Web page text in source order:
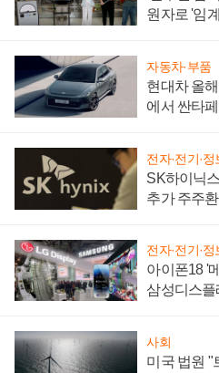
원자로 '임
자동차·부품
현대차 올
에서 싼타
전자·전기·정
SK하이닉
추가 주주
전자·전기·정
아이폰18 '
삼성디스플
사회
미국 법원 "